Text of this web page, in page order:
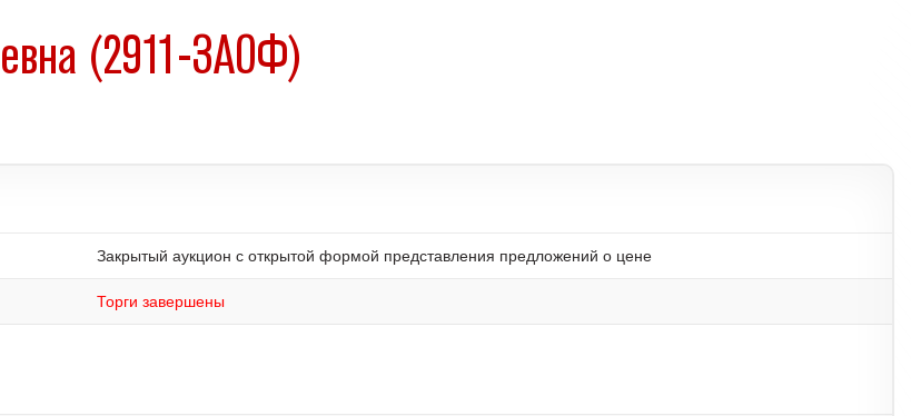
(2911-ЗАОФ)
Закрытый аукцион с открытой формой представления предложений о цене
Торги завершены